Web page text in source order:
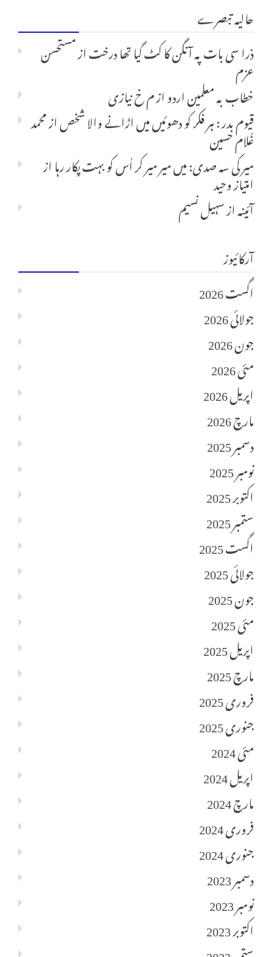
حالیہ تبصرے
ذرا سی بات پہ آنگن کا کٹ گیا تھا درختازمستحسن
عزم
خطاب بہ معلمین اردوازم خ نیازی
قیوم بدر : ہر فکر کو دھوئیں میں اڑانے والا شخصازمحمد
غُلام حسین
میر کی سہ صدی: میں میر میر کر اُس کو بہت پکار رہااز
امتیاز وحید
آئینہازسہیل نسیم
آرکائیوز
اگست 2026
جولائی 2026
جون 2026
مئی 2026
اپریل 2026
مارچ 2026
دسمبر 2025
نومبر 2025
اکتوبر 2025
ستمبر 2025
اگست 2025
جولائی 2025
جون 2025
مئی 2025
اپریل 2025
مارچ 2025
فروری 2025
جنوری 2025
مئی 2024
اپریل 2024
مارچ 2024
فروری 2024
جنوری 2024
دسمبر 2023
نومبر 2023
اکتوبر 2023